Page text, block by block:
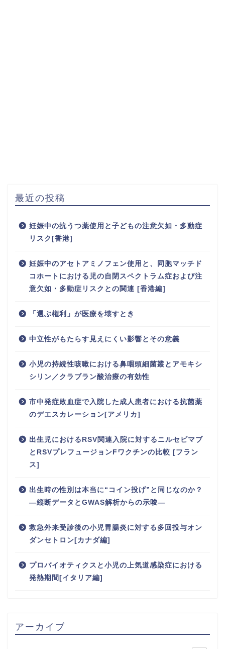
最近の投稿
妊娠中の抗うつ薬使用と子どもの注意欠如・多動症
リスク[香港]
妊娠中のアセトアミノフェン使用と、同胞マッチド
コホートにおける児の自閉スペクトラム症および注
意欠如・多動症リスクとの関連 [香港編]
「選ぶ権利」が医療を壊すとき
中立性がもたらす見えにくい影響とその意義
小児の持続性咳嗽における鼻咽頭細菌叢とアモキシ
シリン／クラブラン酸治療の有効性
市中発症敗血症で入院した成人患者における抗菌薬
のデエスカレーション[アメリカ]
出生児におけるRSV関連入院に対するニルセビマブ
とRSVプレフュージョンFワクチンの比較 [フラン
ス]
出生時の性別は本当に“コイン投げ”と同じなのか？
―縦断データとGWAS解析からの示唆―
救急外来受診後の小児胃腸炎に対する多回投与オン
ダンセトロン[カナダ編]
プロバイオティクスと小児の上気道感染症における
発熱期間[イタリア編]
アーカイブ